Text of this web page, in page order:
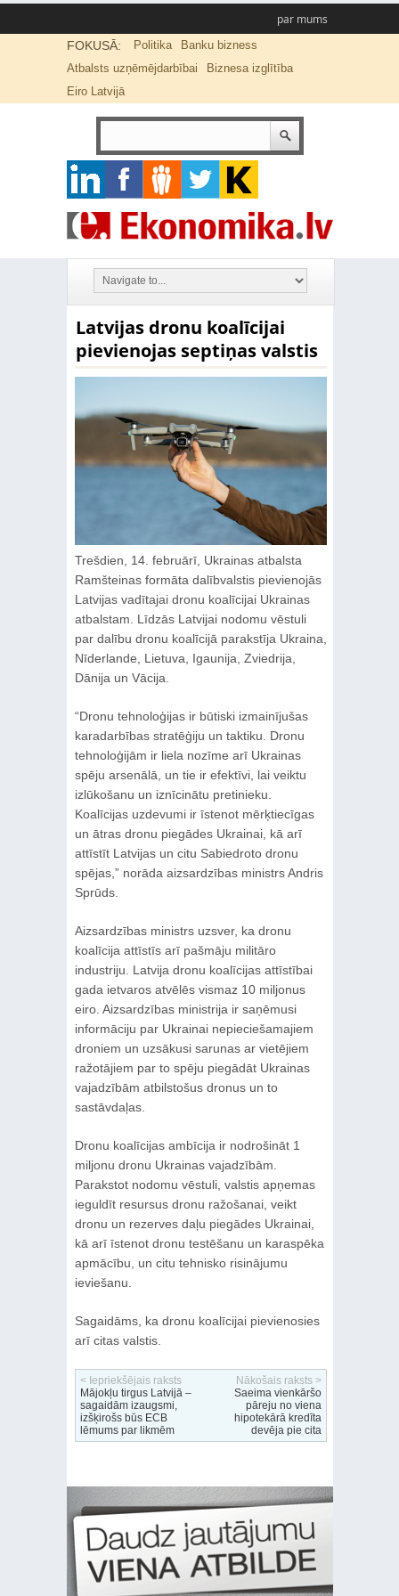
par mums
FOKUSĀ: Politika
Banku bizness
Atbalsts uzņēmējdarbībai
Biznesa izglītība
Eiro Latvijā
Latvijas dronu koalīcijai
pievienojas septiņas valstis
Trešdien, 14. februārī, Ukrainas atbalsta
Ramšteinas formāta dalībvalstis pievienojās
Latvijas vadītajai dronu koalīcijai Ukrainas
atbalstam. Līdzās Latvijai nodomu vēstuli
par dalību dronu koalīcijā parakstīja Ukraina,
Nīderlande, Lietuva, Igaunija, Zviedrija,
Dānija un Vācija.
“Dronu tehnoloģijas ir būtiski izmainījušas
karadarbības stratēģiju un taktiku. Dronu
tehnoloģijām ir liela nozīme arī Ukrainas
spēju arsenālā, un tie ir efektīvi, lai veiktu
izlūkošanu un iznīcinātu pretinieku.
Koalīcijas uzdevumi ir īstenot mērķtiecīgas
un ātras dronu piegādes Ukrainai, kā arī
attīstīt Latvijas un citu Sabiedroto dronu
spējas,” norāda aizsardzības ministrs Andris
Sprūds.
Aizsardzības ministrs uzsver, ka dronu
koalīcija attīstīs arī pašmāju militāro
industriju. Latvija dronu koalīcijas attīstībai
gada ietvaros atvēlēs vismaz 10 miljonus
eiro. Aizsardzības ministrija ir saņēmusi
informāciju par Ukrainai nepieciešamajiem
droniem un uzsākusi sarunas ar vietējiem
ražotājiem par to spēju piegādāt Ukrainas
vajadzībām atbilstošus dronus un to
sastāvdaļas.
Dronu koalīcijas ambīcija ir nodrošināt 1
miljonu dronu Ukrainas vajadzībām.
Parakstot nodomu vēstuli, valstis apņemas
ieguldīt resursus dronu ražošanai, veikt
dronu un rezerves daļu piegādes Ukrainai,
kā arī īstenot dronu testēšanu un karaspēka
apmācību, un citu tehnisko risinājumu
ieviešanu.
Sagaidāms, ka dronu koalīcijai pievienosies
arī citas valstis.
< Iepriekšējais raksts
Mājokļu tirgus Latvijā –
sagaidām izaugsmi,
izšķirošs būs ECB
lēmums par likmēm
Nākošais raksts >
Saeima vienkāršo
pāreju no viena
hipotekārā kredīta
devēja pie cita